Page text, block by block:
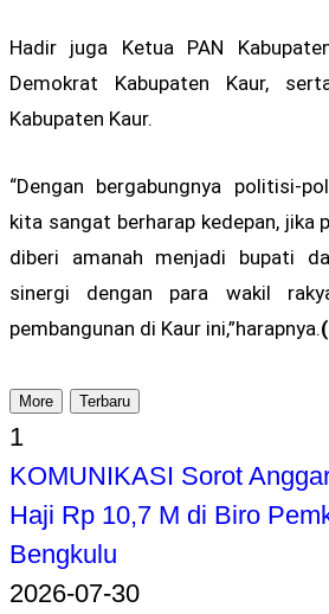
Hadir juga Ketua PAN
Demokrat Kabupaten Kaur,
Kabupaten Kaur.
“Dengan bergabungnya politisi-
kita sangat berharap kedepan, jika
diberi amanah menjadi bupati
sinergi dengan para wakil
pembangunan di Kaur ini,”harapnya.
More Terbaru
1
KOMUNIKASI Sorot
Haji Rp 10,7 M di Biro
Bengkulu
2026-07-30